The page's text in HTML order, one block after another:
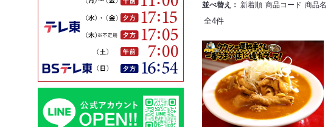
並べ替え： 新着順 商品コード 商品名
全4件